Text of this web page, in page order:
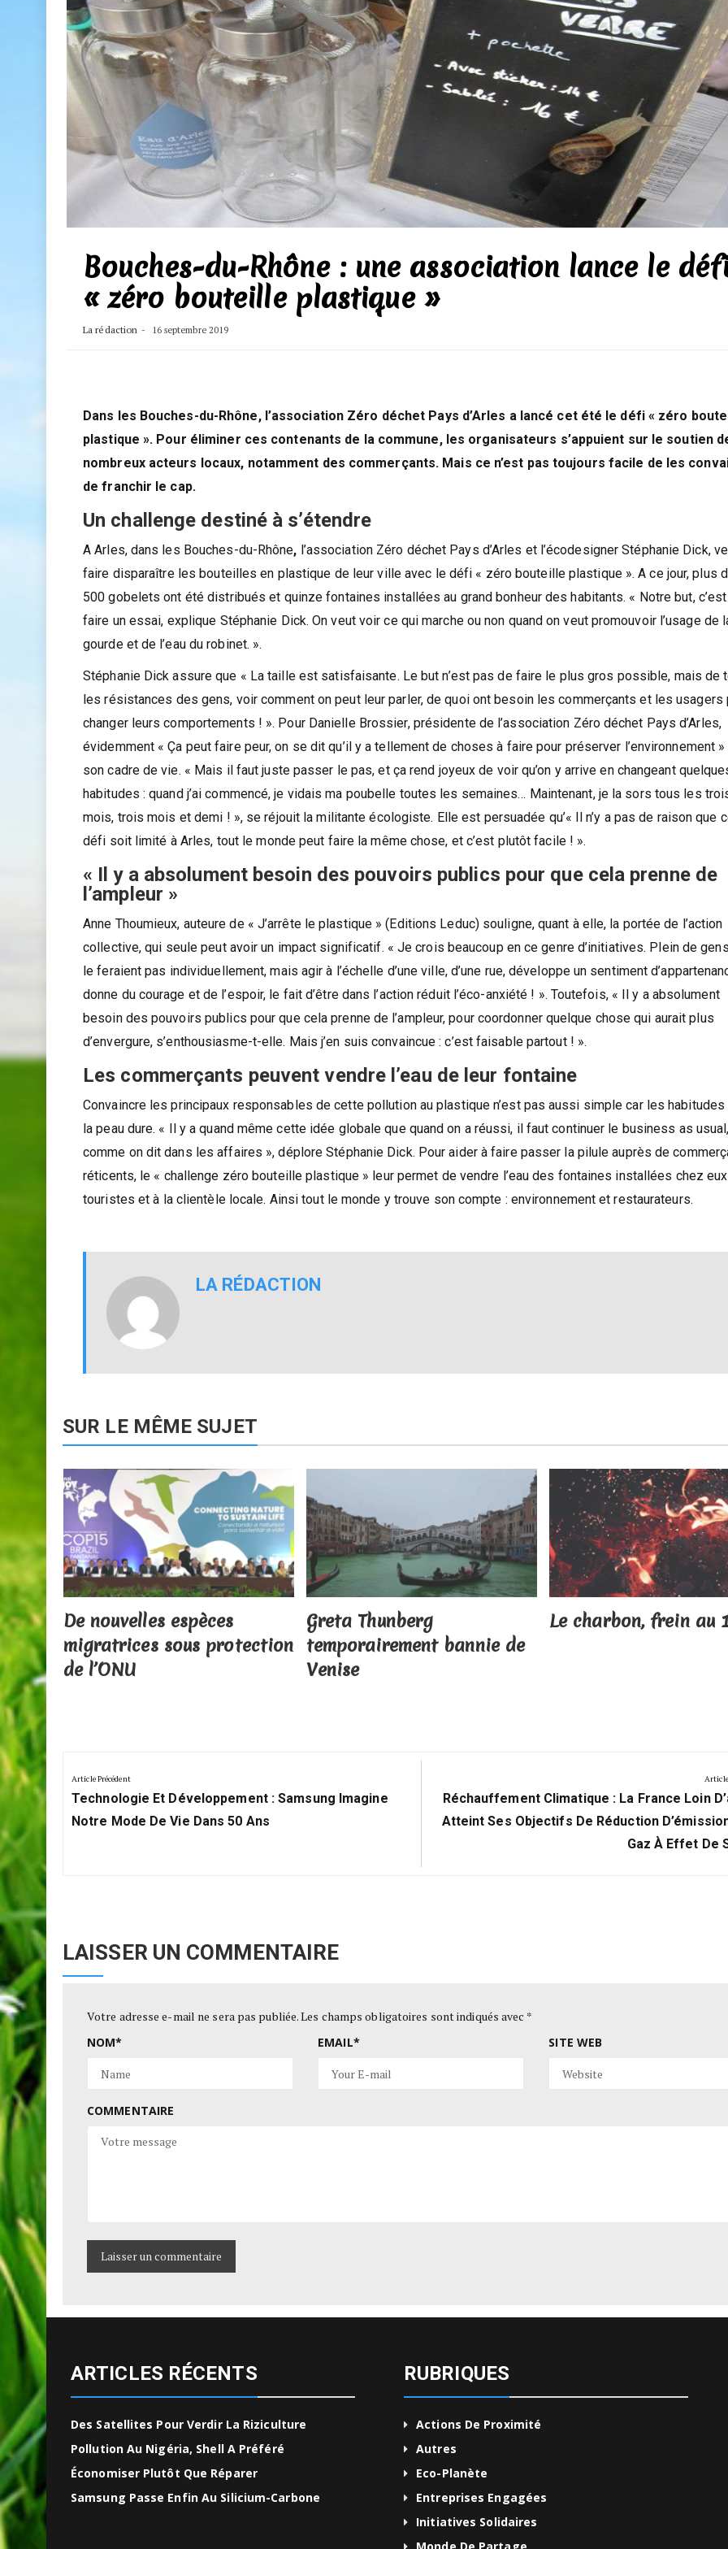
Bouches-du-Rhône : une association lance le
« zéro bouteille plastique »
La rédaction 16 septembre 2019
Dans les Bouches-du-Rhône, l’association Zéro déchet Pays d’Arles a lancé cet été le défi « zéro
plastique ». Pour éliminer ces contenants de la commune, les organisateurs s’appuient sur le soutien
nombreux acteurs locaux, notamment des commerçants. Mais ce n’est pas toujours facile de les
de franchir le cap.
Un challenge destiné à s’étendre
A Arles, dans les Bouches-du-Rhône, l’association Zéro déchet Pays d’Arles et l’écodesigner Stéphanie Dick,
faire disparaître les bouteilles en plastique de leur ville avec le défi « zéro bouteille plastique ». A ce jour, plus
500 gobelets ont été distribués et quinze fontaines installées au grand bonheur des habitants. « Notre but,
faire un essai, explique Stéphanie Dick. On veut voir ce qui marche ou non quand on veut promouvoir l’usage de
gourde et de l’eau du robinet. ».
Stéphanie Dick assure que « La taille est satisfaisante. Le but n’est pas de faire le plus gros possible, mais de
les résistances des gens, voir comment on peut leur parler, de quoi ont besoin les commerçants et les usagers
changer leurs comportements ! ». Pour Danielle Brossier, présidente de l’association Zéro déchet Pays d’Arles,
évidemment « Ça peut faire peur, on se dit qu’il y a tellement de choses à faire pour préserver l’environnement »
son cadre de vie. « Mais il faut juste passer le pas, et ça rend joyeux de voir qu’on y arrive en changeant
habitudes : quand j’ai commencé, je vidais ma poubelle toutes les semaines… Maintenant, je la sors tous les
mois, trois mois et demi ! », se réjouit la militante écologiste. Elle est persuadée qu’« Il n’y a pas de raison que
défi soit limité à Arles, tout le monde peut faire la même chose, et c’est plutôt facile ! ».
« Il y a absolument besoin des pouvoirs publics pour que cela prenne de
l’ampleur »
Anne Thoumieux, auteure de « J’arrête le plastique » (Editions Leduc) souligne, quant à elle, la portée de l’action
collective, qui seule peut avoir un impact significatif. « Je crois beaucoup en ce genre d’initiatives. Plein de
le feraient pas individuellement, mais agir à l’échelle d’une ville, d’une rue, développe un sentiment
donne du courage et de l’espoir, le fait d’être dans l’action réduit l’éco-anxiété ! ». Toutefois, « Il y a absolument
besoin des pouvoirs publics pour que cela prenne de l’ampleur, pour coordonner quelque chose qui aurait plus
d’envergure, s’enthousiasme-t-elle. Mais j’en suis convaincue : c’est faisable partout ! ».
Les commerçants peuvent vendre l’eau de leur fontaine
Convaincre les principaux responsables de cette pollution au plastique n’est pas aussi simple car les habitudes
la peau dure. « Il y a quand même cette idée globale que quand on a réussi, il faut continuer le business as usual,
comme on dit dans les affaires », déplore Stéphanie Dick. Pour aider à faire passer la pilule auprès de
réticents, le « challenge zéro bouteille plastique » leur permet de vendre l’eau des fontaines installées chez
touristes et à la clientèle locale. Ainsi tout le monde y trouve son compte : environnement et restaurateurs.
LA RÉDACTION
SUR LE MÊME SUJET
De nouvelles espèces
migratrices sous protection
de l’ONU
Greta Thunberg
temporairement bannie de
Venise
Le charbon, frein au
de
l’article
Article Précédent
Previous
Post:
Technologie Et Développement : Samsung Imagine
Notre Mode De Vie Dans 50 Ans
Next
Post:
Réchauffement Climatique : La France Loin
Atteint Ses Objectifs De Réduction
Gaz À Effet De
LAISSER UN COMMENTAIRE
Votre adresse e-mail ne sera pas publiée.Les champs obligatoires sont indiqués avec *
NOM* EMAIL* SITE WEB
COMMENTAIRE
ARTICLES RÉCENTS
Des Satellites Pour Verdir La Riziculture
Pollution Au Nigéria, Shell A Préféré
Économiser Plutôt Que Réparer
Samsung Passe Enfin Au Silicium-Carbone
RUBRIQUES
Actions De Proximité
Autres
Eco-Planète
Entreprises Engagées
Initiatives Solidaires